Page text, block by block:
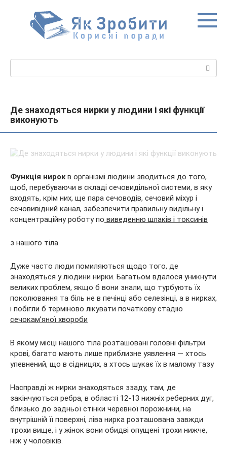
Де знаходяться нирки у людини і які функції
виконують
Функція нирокв організмі людини зводиться до того,
щоб, перебуваючи в складі сечовидільної системи, в яку
входять, крім них, ще пара сечоводів, сечовий міхур і
сечовивідний канал, забезпечити правильну видільну і
концентраційну роботу по виведенню шлаків і токсинів
з нашого тіла.
Дуже часто люди помиляються щодо того, де
знаходяться у людини нирки. Багатьом вдалося уникнути
великих проблем, якщо б вони знали, що турбують їх
поколювання та біль не в печінці або селезінці, а в нирках,
і побігли б терміново лікувати початкову стадію
сечокам’яної хвороби
В якому місці нашого тіла розташовані головні фільтри
крові, багато мають лише приблизне уявлення — хтось
упевнений, що в сідницях, а хтось шукає їх в малому тазу
Насправді ж нирки знаходяться ззаду, там, де
закінчуються ребра, в області 12-13 нижніх реберних дуг,
близько до задньої стінки черевної порожнини, на
внутрішній її поверхні, ліва нирка розташована завжди
трохи вище, і у жінок вони обидві опущені трохи нижче,
ніж у чоловіків.